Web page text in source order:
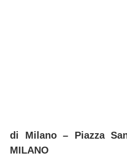
di Milano – Piazza
MILANO